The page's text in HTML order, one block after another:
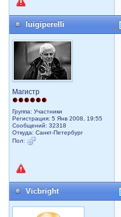
luigiperelli
Магистр
Группа: Участники
Регистрация: 5 Янв 2008, 19:55
Сообщений: 32318
Откуда: Санкт-Петербург
Пол:
Vicbright